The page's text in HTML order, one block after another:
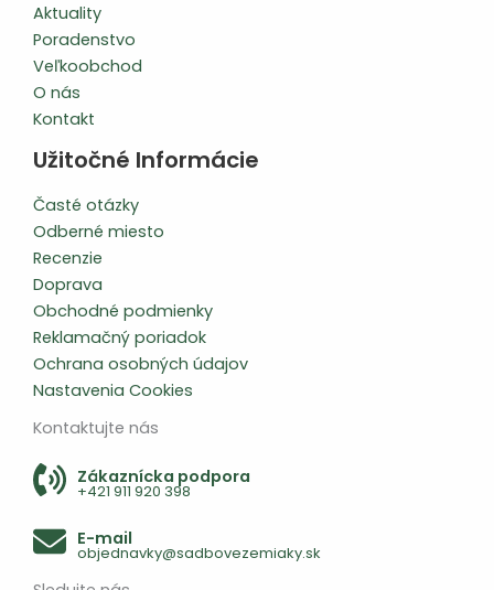
Aktuality
Poradenstvo
Veľkoobchod
O nás
Kontakt
Užitočné Informácie
Časté otázky
Odberné miesto
Recenzie
Doprava
Obchodné podmienky
Reklamačný poriadok
Ochrana osobných údajov
Nastavenia Cookies
Kontaktujte nás
Zákaznícka podpora
+421 911 920 398
E-mail
objednavky@sadbovezemiaky.sk